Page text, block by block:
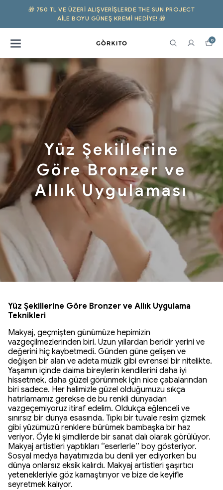
🎁 750 TL VE ÜZERI ALIŞVERIŞLERDE THE SUN PROJECT
AILE BOYU GÜNEŞ KREMI HEDİYE! 🎁
0
Yüz Şekillerine
Göre Bronzer ve
Allık Uygulaması
Yüz Şekillerine Göre Bronzer ve Allık Uygulama
Teknikleri
Makyaj, geçmişten günümüze hepimizin
vazgeçilmezlerinden biri. Uzun yıllardan beridir yerini ve
değerini hiç kaybetmedi. Günden güne gelişen ve
değişen bir alan ve adeta müzik gibi evrensel bir nitelikte.
Yaşamın içinde daima bireylerin kendilerini daha iyi
hissetmek, daha güzel görünmek için nice çabalarından
biri sadece. Her halimizle güzel olduğumuzu sıkça
hatırlamamız gerekse de bu renkli dünyadan
vazgeçemiyoruz itiraf edelim. Oldukça eğlenceli ve
sınırsız bir dünya esasında. Tıpkı bir tuvale resim çizmek
gibi yüzümüzü renklere bürümek bambaşka bir haz
veriyor. Öyle ki şimdilerde bir sanat dalı olarak görülüyor.
Makyaj artistleri yaptıkları ‘’eserlerle’’ boy gösteriyor.
Sosyal medya hayatımızda bu denli yer ediyorken bu
dünya onlarsız eksik kalırdı. Makyaj artistleri şaşırtıcı
yetenekleriyle göz kamaştırıyor ve bize de keyifle
seyretmek kalıyor.